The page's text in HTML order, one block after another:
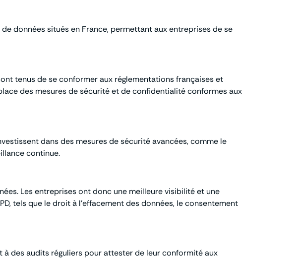
données situés en France, permettant aux entreprises de se
tenus de se conformer aux réglementations françaises et
des mesures de sécurité et de confidentialité conformes aux
dans des mesures de sécurité avancées, comme le
continue.
Les entreprises ont donc une meilleure visibilité et une
tels que le droit à l’effacement des données, le consentement
des audits réguliers pour attester de leur conformité aux